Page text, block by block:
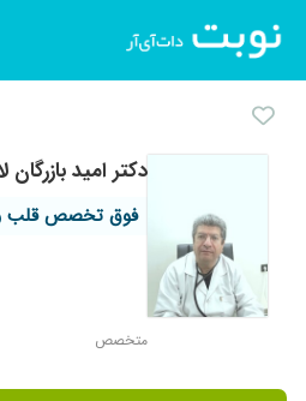
دکتر امید بازرگان
فوق تخصص قلب
متخصص